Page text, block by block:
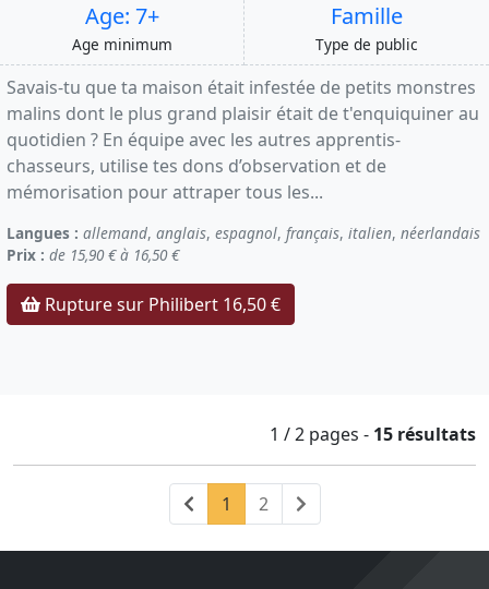
Age: 7+
Age minimum
Famille
Type de public
Savais-tu que ta maison était infestée de petits monstres
malins dont le plus grand plaisir était de t'enquiquiner au
quotidien ? En équipe avec les autres apprentis-
chasseurs, utilise tes dons d’observation et de
mémorisation pour attraper tous les...
Langues : allemand, anglais, espagnol, français, italien, néerlandais
Prix : de 15,90 € à 16,50 €
Rupture sur Philibert 16,50 €
1 / 2 pages - 15 résultats
Précédent
1 (current)
2 Suivant